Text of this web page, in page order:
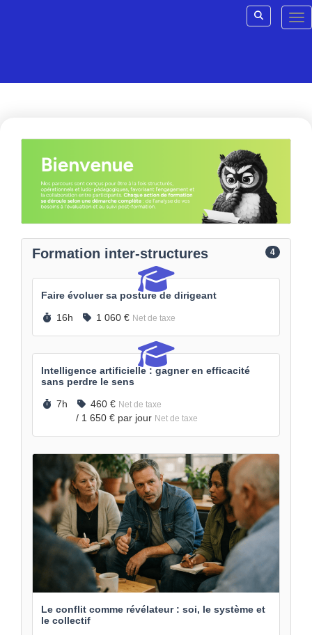
Rechercher
Catalogue
Formation inter-structures 4
Faire évoluer sa posture de dirigeant
Durée :
16h Prix :
1 060 € Net de taxe
Intelligence artificielle : gagner en efficacité
sans perdre le sens
Durée :
7h Prix :
460 € Net de taxe
/ 1 650 € par jour Net de taxe
Le conflit comme révélateur : soi, le système et
le collectif